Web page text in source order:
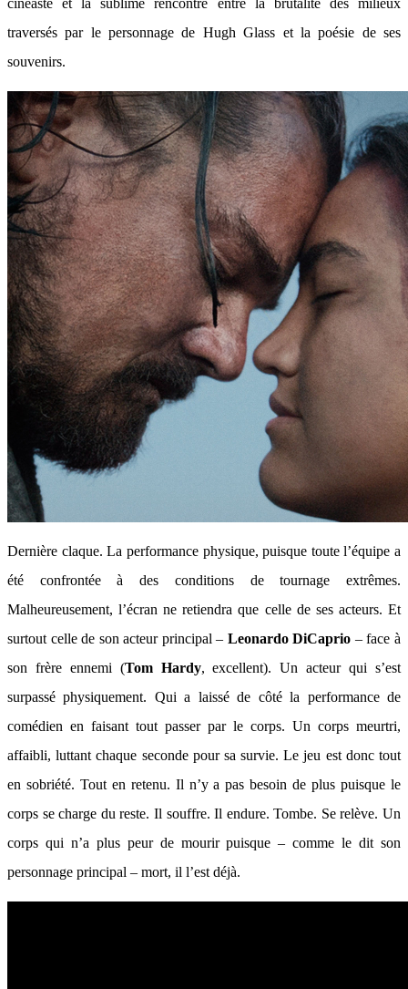
cinéaste et la sublime rencontre entre la brutalité des milieux
traversés par le personnage de Hugh Glass et la poésie de ses
souvenirs.
Dernière claque. La performance physique, puisque toute l’équipe a
été confrontée à des conditions de tournage extrêmes.
Malheureusement, l’écran ne retiendra que celle de ses acteurs. Et
surtout celle de son acteur principal – Leonardo DiCaprio – face à
son frère ennemi (Tom Hardy, excellent). Un acteur qui s’est
surpassé physiquement. Qui a laissé de côté la performance de
comédien en faisant tout passer par le corps. Un corps meurtri,
affaibli, luttant chaque seconde pour sa survie. Le jeu est donc tout
en sobriété. Tout en retenu. Il n’y a pas besoin de plus puisque le
corps se charge du reste. Il souffre. Il endure. Tombe. Se relève. Un
corps qui n’a plus peur de mourir puisque – comme le dit son
personnage principal – mort, il l’est déjà.